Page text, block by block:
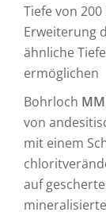
Tiefe von
Erweiterung
ähnliche
ermöglichen
Bohrloch
von
mit einem
auf